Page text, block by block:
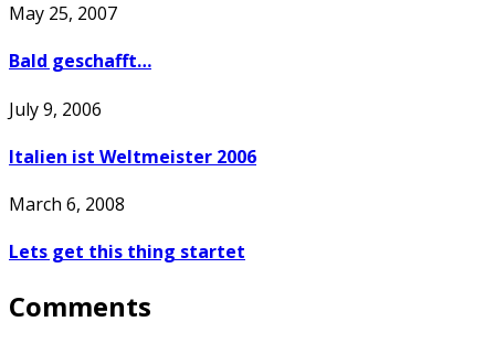
May 25, 2007
Bald geschafft…
July 9, 2006
Italien ist Weltmeister 2006
March 6, 2008
Lets get this thing startet
Comments